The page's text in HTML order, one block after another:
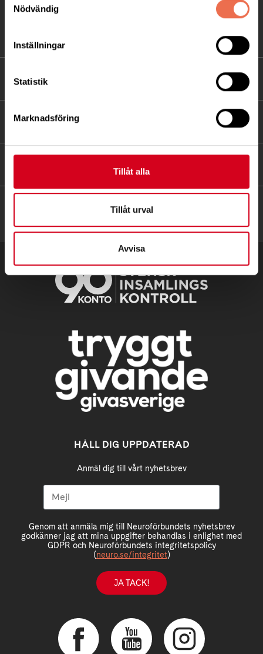
Nödvändig
Inställningar
Statistik
Marknadsföring
Tillåt alla
Tillåt urval
Avvisa
FÖRDJUPNING
FÖR MEDLEMMAR
HÅLL DIG UPPDATERAD
Anmäl dig till vårt nyhetsbrev
Genom att anmäla mig till Neuroförbundets nyhetsbrev
godkänner jag att mina uppgifter behandlas i enlighet med
GDPR och Neuroförbundets integritetspolicy
(neuro.se/integritet)
JA TACK!